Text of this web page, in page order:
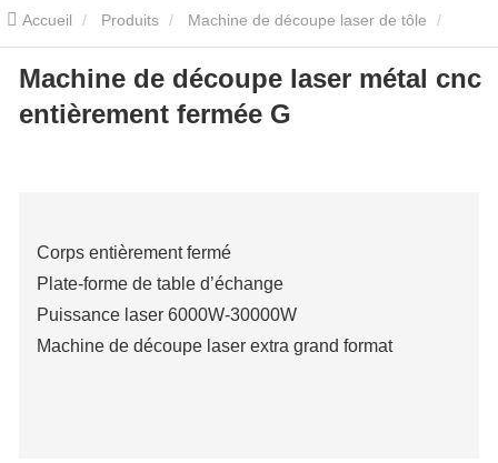
Accueil Produits Machine de découpe laser de tôle
Machine de découpe laser métal cnc entièrement fermée G
Machine de découpe laser métal cnc
entièrement fermée G
Corps entièrement fermé
Plate-forme de table d’échange
Puissance laser 6000W-30000W
Machine de découpe laser extra grand format